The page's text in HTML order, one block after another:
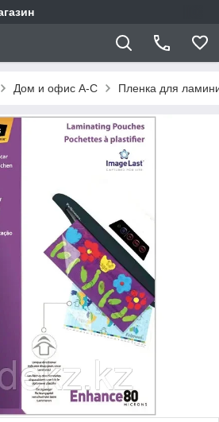
Дом и офис A-C Пленка для